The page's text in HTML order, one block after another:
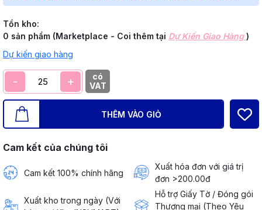
Tồn kho:
0 sản phẩm (Marketplace - Coi thêm tại Dự Kiến Giao Hàng)
Dự kiến giao hàng
- +
có
VAT
THÊM VÀO GIỎ
Cam kết của chúng tôi
Cam kết 100% chính hãng
Xuất hóa đơn với giá trị
đơn >200.00đ
Xuất kho trong ngày (Với
Hỗ trợ Giấy Tờ / Đóng gói
Thương mại (Theo Yêu